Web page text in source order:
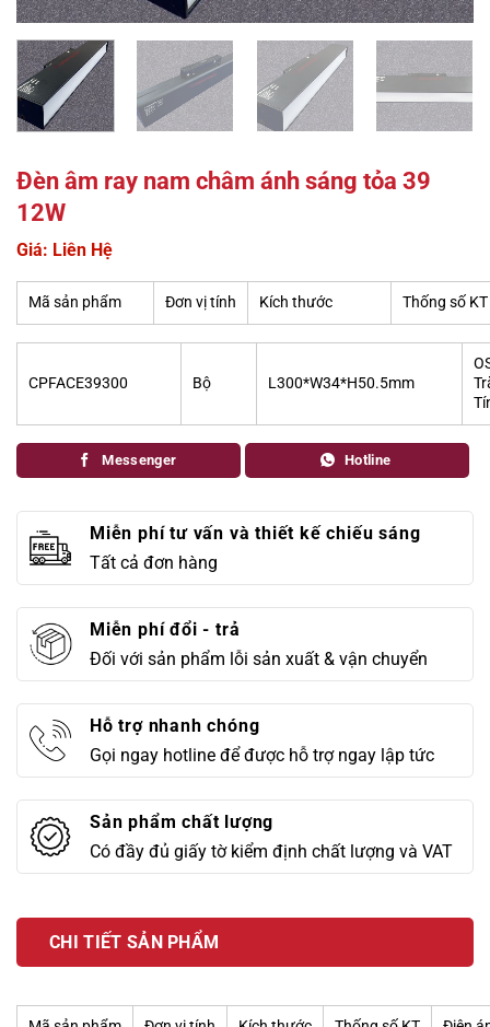
Đèn âm ray nam châm ánh sáng tỏa 39
12W
Giá: Liên Hệ
Mã sản phẩm Đơn vị tính Kích thước Thống số KT
CPFACE39300 Bộ L300*W34*H50.5mm
Messenger Hotline
Miễn phí tư vấn và thiết kế chiếu sáng
Tất cả đơn hàng
Miễn phí đổi - trả
Đối với sản phẩm lỗi sản xuất & vận chuyển
Hỗ trợ nhanh chóng
Gọi ngay hotline để được hỗ trợ ngay lập tức
Sản phẩm chất lượng
Có đầy đủ giấy tờ kiểm định chất lượng và VAT
CHI TIẾT SẢN PHẨM